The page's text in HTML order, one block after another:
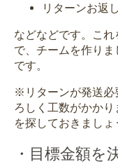
リターンお返し
などなどです。こ
で、チームを作り
です。
※リターンが発送必
ろしく工数がかか
を探しておきましょ
・目標金額を